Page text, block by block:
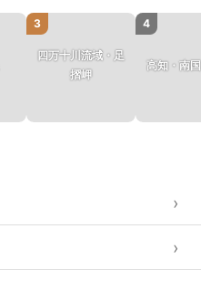
3
四万十川流域・足
摺岬
4
高知・南
›
›